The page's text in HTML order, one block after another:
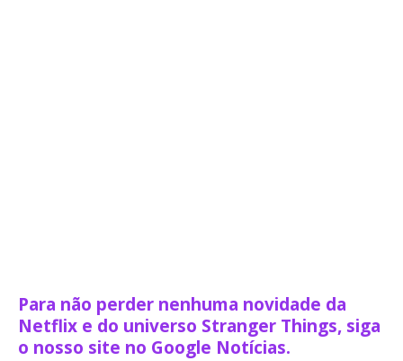
Para não perder nenhuma novidade da
Netflix e do universo Stranger Things, siga
o nosso site no Google Notícias.